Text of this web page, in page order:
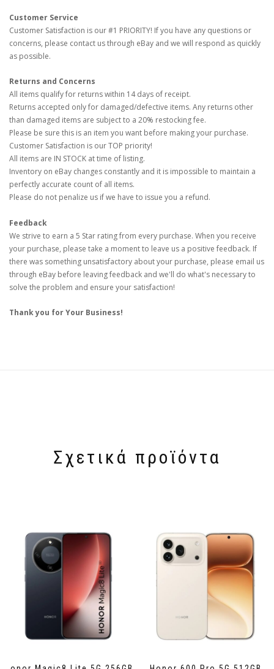
Customer Service
Customer Satisfaction is our #1 PRIORITY! If you have any questions or
concerns, please contact us through eBay and we will respond as quickly
as possible.
Returns and Concerns
All items qualify for returns within 14 days of receipt.
Returns accepted only for damaged/defective items. Any returns other
than damaged items are subject to a 20% restocking fee.
Please be sure this is an item you want before making your purchase.
Customer Satisfaction is our TOP priority!
All items are IN STOCK at time of listing.
Inventory on eBay changes constantly and it is impossible to maintain a
perfectly accurate count of all items.
Please do not penalize us if we have to issue you a refund.
Feedback
We strive to earn a 5 Star rating from every purchase. When you receive
your purchase, please take a moment to leave us a positive feedback. If
there was something unsatisfactory about your purchase, please email us
through eBay before leaving feedback and we'll do what's necessary to
solve the problem and ensure your satisfaction!
Thank you for Your Business!
Σχετικά προϊόντα